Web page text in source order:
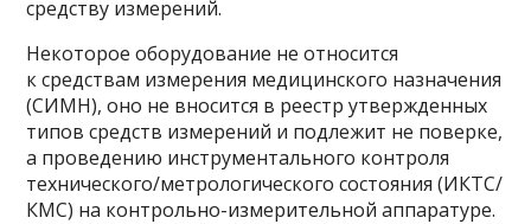
средству измерений.
Некоторое оборудование не относится
к средствам измерения медицинского назначения
(СИМН), оно не вносится в реестр утвержденных
типов средств измерений и подлежит не поверке,
а проведению инструментального контроля
технического/метрологического состояния (ИКТС/
КМС) на контрольно-измерительной аппаратуре.